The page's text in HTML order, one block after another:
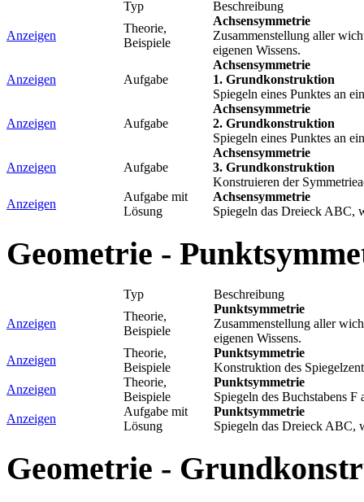
Typ Beschreibung
Anzeigen
Theorie,
Beispiele
Achsensymmetrie
Zusammenstellung aller
eigenen Wissens.
Anzeigen Aufgabe
Achsensymmetrie
1. Grundkonstruktion
Spiegeln eines Punktes an
Anzeigen Aufgabe
Achsensymmetrie
2. Grundkonstruktion
Spiegeln eines Punktes an
Anzeigen Aufgabe
Achsensymmetrie
3. Grundkonstruktion
Konstruieren der
Anzeigen
Aufgabe mit
Lösung
Achsensymmetrie
Spiegeln das Dreieck ABC,
Geometrie -
Typ Beschreibung
Anzeigen
Theorie,
Beispiele
Punktsymmetrie
Zusammenstellung aller
eigenen Wissens.
Anzeigen
Theorie,
Beispiele
Punktsymmetrie
Konstruktion des
Anzeigen
Theorie,
Beispiele
Punktsymmetrie
Spiegeln des Buchstabens F
Anzeigen
Aufgabe mit
Lösung
Punktsymmetrie
Spiegeln das Dreieck ABC,
Geometrie -